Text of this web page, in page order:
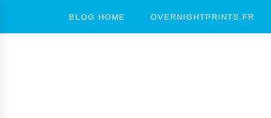
BLOG HOME OVERNIGHTPRINTS.FR